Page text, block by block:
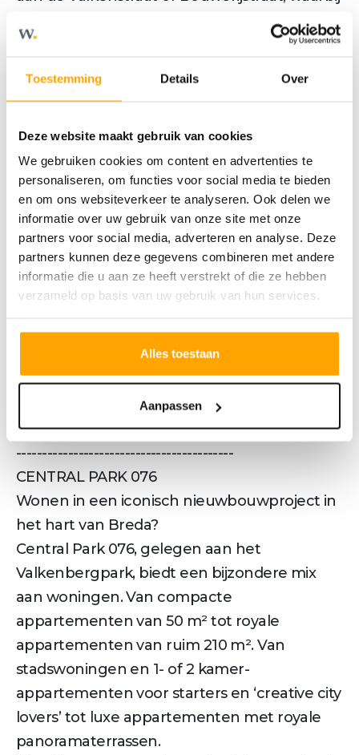
Toestemming Details Over
Deze website maakt gebruik van cookies
We gebruiken cookies om content en advertenties te
personaliseren, om functies voor social media te bieden
en om ons websiteverkeer te analyseren. Ook delen we
informatie over uw gebruik van onze site met onze
partners voor social media, adverteren en analyse. Deze
partners kunnen deze gegevens combineren met andere
informatie die u aan ze heeft verstrekt of die ze hebben
verzameld op basis van uw gebruik van hun services.
Alles toestaan
Aanpassen
vier woningen bovendien beschikken over
een indrukwekkende plafondhoogte van
woning beschikt over een berging in de
KENMERKEN STADSWONING
BOUWNUMMER A.0.3
- Woonoppervlakte: 63 m²
- Gelegen op de begane grond en eerste
verdieping
- Indrukwekkende plafondhoogte van ruim
vier meter op de begane grond
- Loggia op het westen
- 1 slaapkamer
- Energielabel A++
- Gelegen aan de Bouwerijstraat
Dit appartement maakt onderdeel uit van
nieuwbouwproject Central Park 076 te Breda
------------------------------------------
CENTRAL PARK 076
Wonen in een iconisch nieuwbouw­project in
het hart van Breda?
Central Park 076, gelegen aan het
Valkenbergpark, biedt een bijzondere mix
aan woningen. Van compacte
appartementen van 50 m² tot royale
appartementen van ruim 210 m². Van
stadswoningen en 1- of 2 kamer­
appartementen voor starters en ‘creative city
lovers’ tot luxe appartementen met royale
panoramaterrassen.